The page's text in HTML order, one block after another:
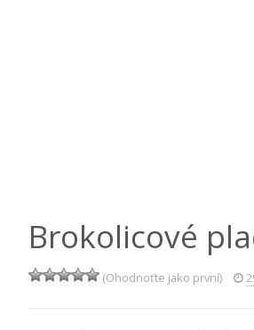
Brokolicové
(Ohodnoťte jako první)